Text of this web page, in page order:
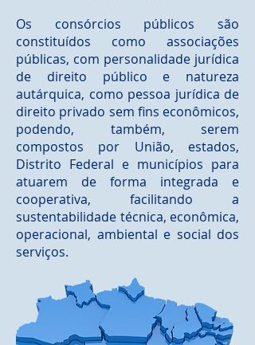
Os consórcios públicos são
constituídos como associações
públicas, com personalidade jurídica
de direito público e natureza
autárquica, como pessoa jurídica de
direito privado sem fins econômicos,
podendo, também, serem
compostos por União, estados,
Distrito Federal e municípios para
atuarem de forma integrada e
cooperativa, facilitando a
sustentabilidade técnica, econômica,
operacional, ambiental e social dos
serviços.